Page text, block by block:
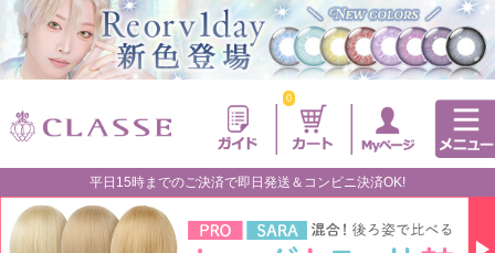
0
平日15時までのご決済で即日発送＆コンビニ決済OK!